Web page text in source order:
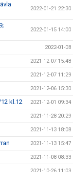
2022-01-21 22:30
2022-01-15 14:00
2022-01-08
2021-12-07 15:48
2021-12-07 11:29
2021-12-06 15:30
kl.12 2021-12-01 09:34
2021-11-28 20:29
2021-11-13 18:08
2021-11-13 15:47
2021-11-08 08:33